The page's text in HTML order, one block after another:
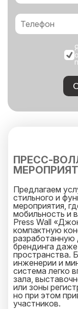
ПРЕСС-
Предлагаем
стильного и
мероприятия,
мобильность и
Press Wall
компактную
разработанную
брендинга даже
пространства.
инженерии и
система легко
зала,
или зоны
но при этом
участников.